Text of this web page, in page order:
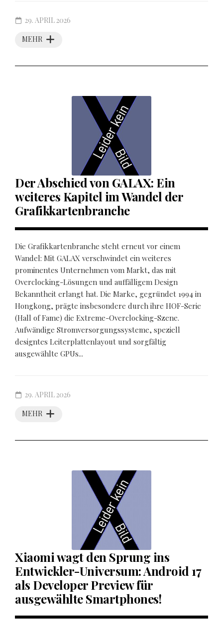
MEHR
29. APRIL 2026
Der Abschied von GALAX: Ein
weiteres Kapitel im Wandel der
Grafikkartenbranche
Die Grafikkartenbranche steht erneut vor einem
Wandel: Mit GALAX verschwindet ein weiteres
prominentes Unternehmen vom Markt, das mit
Overclocking-Lösungen und auffälligem Design
Bekanntheit erlangt hat. Die Marke, gegründet 1994 in
Hongkong, prägte insbesondere durch ihre HOF-Serie
(Hall of Fame) die Extreme-Overclocking-Szene.
Aufwändige Stromversorgungssysteme, speziell
designtes Leiterplattenlayout und sorgfältig
ausgewählte GPUs...
MEHR
29. APRIL 2026
Xiaomi wagt den Sprung ins
Entwickler-Universum: Android 17
als Developer Preview für
ausgewählte Smartphones!